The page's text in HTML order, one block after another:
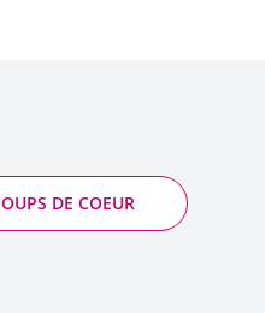
DE COEUR